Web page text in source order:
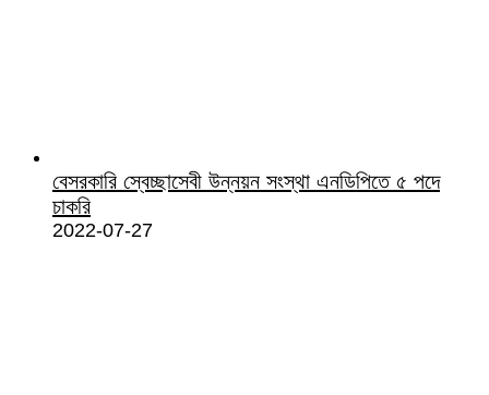
বেসরকারি স্বেচ্ছাসেবী উন্নয়ন সংস্থা এনডিপিতে ৫ পদে
চাকরি
2022-07-27